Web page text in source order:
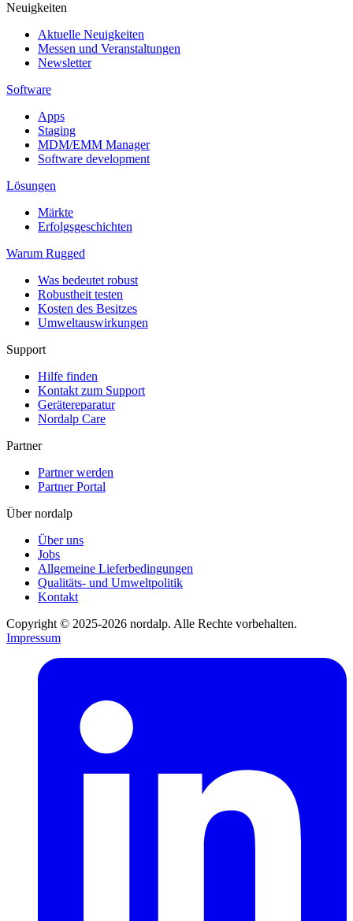
Neuigkeiten
Aktuelle Neuigkeiten
Messen und Veranstaltungen
Newsletter
Software
Apps
Staging
MDM/EMM Manager
Software development
Lösungen
Märkte
Erfolgsgeschichten
Warum Rugged
Was bedeutet robust
Robustheit testen
Kosten des Besitzes
Umweltauswirkungen
Support
Hilfe finden
Kontakt zum Support
Gerätereparatur
Nordalp Care
Partner
Partner werden
Partner Portal
Über nordalp
Über uns
Jobs
Allgemeine Lieferbedingungen
Qualitäts- und Umweltpolitik
Kontakt
Copyright © 2025-2026 nordalp. Alle Rechte vorbehalten.
Impressum